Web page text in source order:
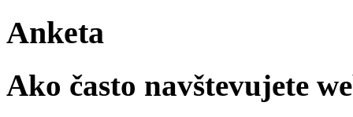
Anketa
Ako často navštevujete